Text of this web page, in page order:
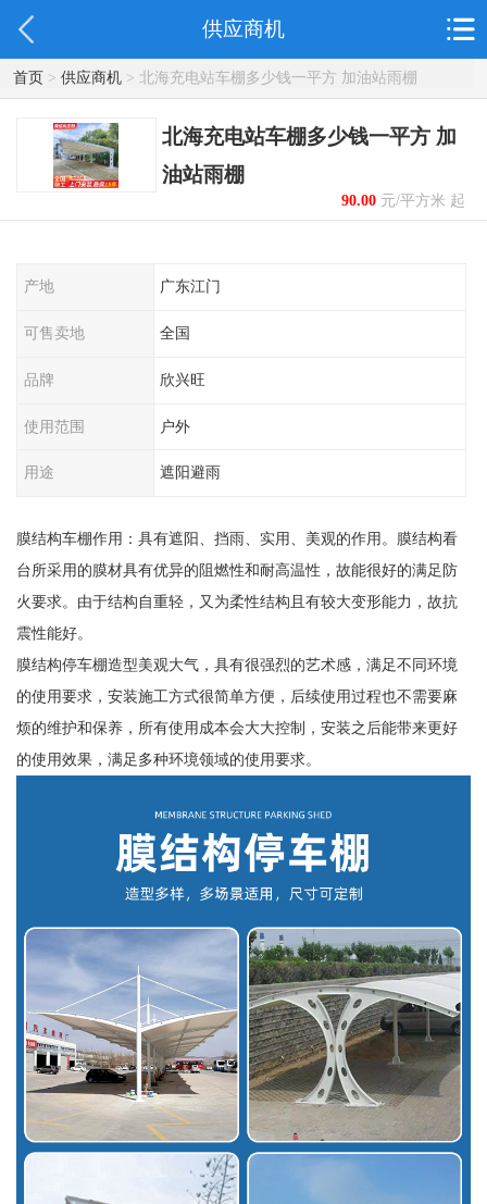
供应商机
首页> 供应商机> 北海充电站车棚多少钱一平方 加油站雨棚
北海充电站车棚多少钱一平方 加
油站雨棚
90.00元/平方米 起
产地 广东江门
可售卖地 全国
品牌 欣兴旺
使用范围 户外
用途 遮阳避雨
膜结构车棚作用：具有遮阳、挡雨、实用、美观的作用。膜结构看
台所采用的膜材具有优异的阻燃性和耐高温性，故能很好的满足防
火要求。由于结构自重轻，又为柔性结构且有较大变形能力，故抗
震性能好。
膜结构停车棚造型美观大气，具有很强烈的艺术感，满足不同环境
的使用要求，安装施工方式很简单方便，后续使用过程也不需要麻
烦的维护和保养，所有使用成本会大大控制，安装之后能带来更好
的使用效果，满足多种环境领域的使用要求。